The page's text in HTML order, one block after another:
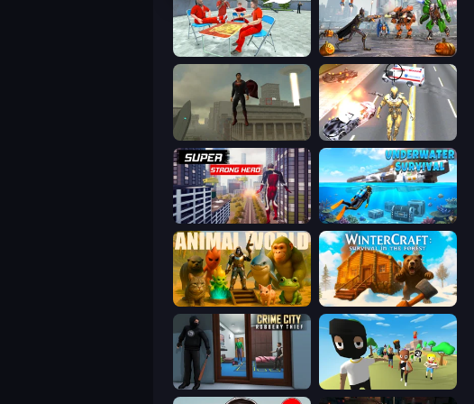
Alcatraz Prison Escape Plan Flying Bat Robot Car Transform Game
The Superman - Theme is Aliens
Super Strong Hero Underwater Survival: Deep Dive
Animal World WinterCraft: Survival in the Forest
Crime City Robbery Thief Games